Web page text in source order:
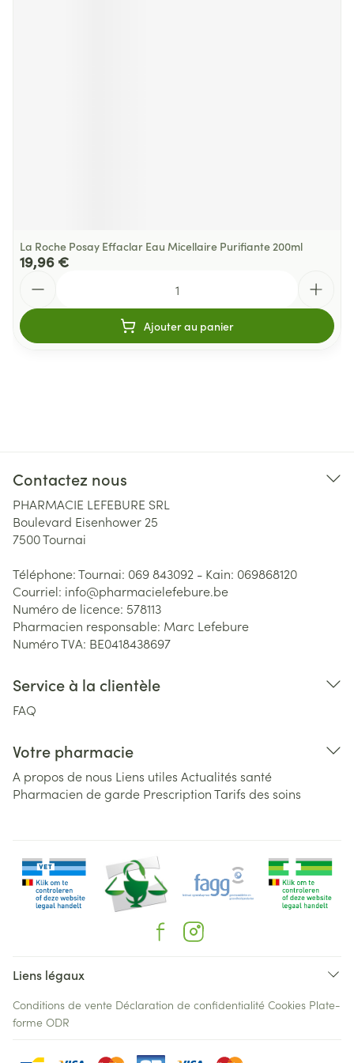
La Roche Posay Effaclar Eau Micellaire Purifiante 200ml
19,96 €
Ajouter au panier
Contactez nous
PHARMACIE LEFEBURE SRL
Boulevard Eisenhower 25
7500Tournai
Téléphone:Tournai: 069 843092 - Kain: 069868120
Courriel: info@pharmacielefebure.be
Numéro de licence: 578113
Pharmacien responsable: Marc Lefebure
Numéro TVA: BE0418438697
Service à la clientèle
FAQ
Votre pharmacie
A propos de nous Liens utiles Actualités santé
Pharmacien de garde PrescriptionTarifs des soins
Liens légaux
Conditions de vente Déclaration de confidentialité Cookies Plate-
forme ODR